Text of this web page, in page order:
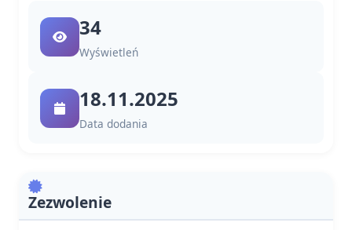
34
Wyświetleń
18.11.2025
Data dodania
Zezwolenie